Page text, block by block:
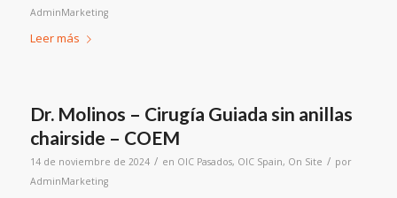
AdminMarketing
Leer más
Dr. Molinos – Cirugía Guiada sin anillas
chairside – COEM
14 de noviembre de 2024 / en OIC Pasados, OIC Spain, On Site / por
AdminMarketing